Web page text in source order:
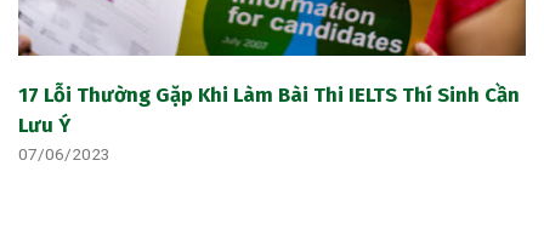
17 Lỗi Thường Gặp Khi Làm Bài Thi IELTS Thí Sinh Cần
Lưu Ý
07/06/2023